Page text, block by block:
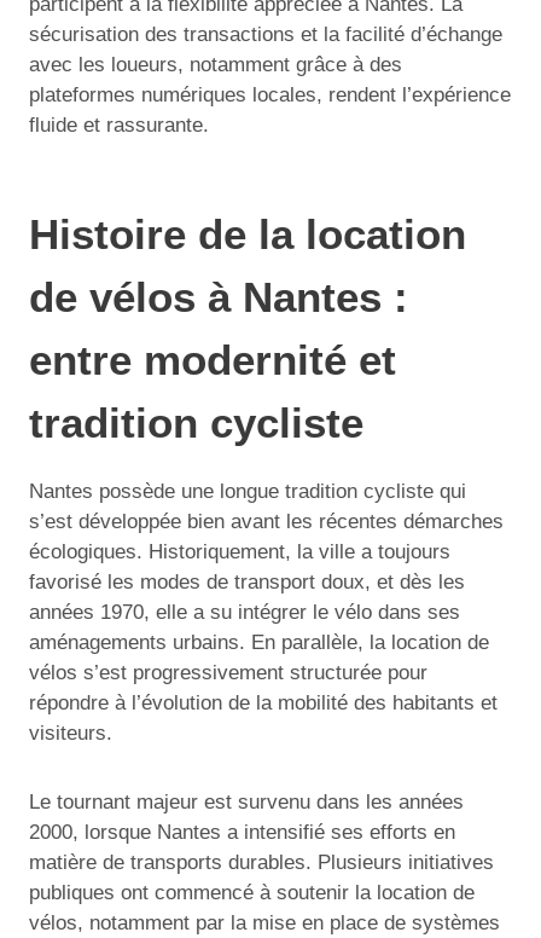
sécurisation des transactions et la facilité d’échange
avec les loueurs, notamment grâce à des
plateformes numériques locales, rendent l’expérience
fluide et rassurante.
Histoire de la location
de vélos à Nantes :
entre modernité et
tradition cycliste
Nantes possède une longue tradition cycliste qui
s’est développée bien avant les récentes démarches
écologiques. Historiquement, la ville a toujours
favorisé les modes de transport doux, et dès les
années 1970, elle a su intégrer le vélo dans ses
aménagements urbains. En parallèle, la location de
vélos s’est progressivement structurée pour
répondre à l’évolution de la mobilité des habitants et
visiteurs.
Le tournant majeur est survenu dans les années
2000, lorsque Nantes a intensifié ses efforts en
matière de transports durables. Plusieurs initiatives
publiques ont commencé à soutenir la location de
vélos, notamment par la mise en place de systèmes